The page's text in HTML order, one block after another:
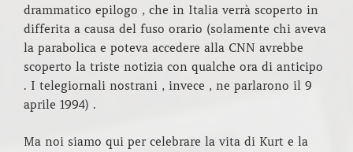
drammatico epilogo , che in Italia verrà scoperto in
differita a causa del fuso orario (solamente chi aveva
la parabolica e poteva accedere alla CNN avrebbe
scoperto la triste notizia con qualche ora di anticipo
. I telegiornali nostrani , invece , ne parlarono il 9
aprile 1994) .
Ma noi siamo qui per celebrare la vita di Kurt e la